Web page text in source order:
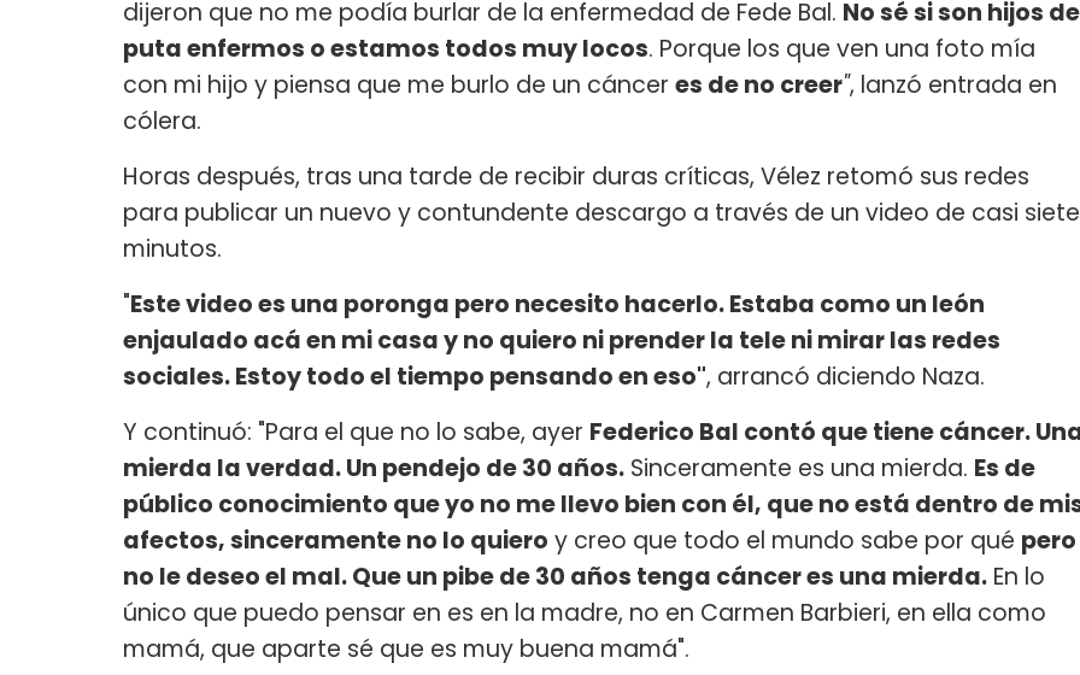
dijeron que no me podía burlar de la enfermedad de Fede Bal. No sé si son hijos de
puta enfermos o estamos todos muy locos. Porque los que ven una foto mía
con mi hijo y piensa que me burlo de un cáncer es de no creer", lanzó entrada en
cólera.
Horas después, tras una tarde de recibir duras críticas, Vélez retomó sus redes
para publicar un nuevo y contundente descargo a través de un video de casi siete
minutos.
"Este video es una poronga pero necesito hacerlo. Estaba como un león
enjaulado acá en mi casa y no quiero ni prender la tele ni mirar las redes
sociales. Estoy todo el tiempo pensando en eso", arrancó diciendo Naza.
Y continuó: "Para el que no lo sabe, ayer Federico Bal contó que tiene cáncer.
mierda la verdad. Un pendejo de 30 años. Sinceramente es una mierda. Es de
público conocimiento que yo no me llevo bien con él, que no está dentro de
afectos, sinceramente no lo quiero y creo que todo el mundo sabe por qué pero
no le deseo el mal. Que un pibe de 30 años tenga cáncer es una mierda. En lo
único que puedo pensar en es en la madre, no en Carmen Barbieri, en ella como
mamá, que aparte sé que es muy buena mamá".